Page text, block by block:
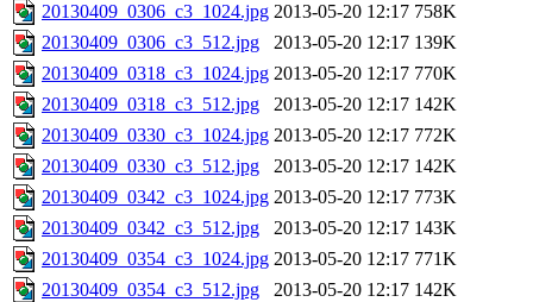
20130409_0306_c3_1024.jpg 2013-05-20 12:17 758K
20130409_0306_c3_512.jpg
2013-05-20 12:17 139K
20130409_0318_c3_1024.jpg 2013-05-20 12:17 770K
20130409_0318_c3_512.jpg
2013-05-20 12:17 142K
20130409_0330_c3_1024.jpg 2013-05-20 12:17 772K
20130409_0330_c3_512.jpg
2013-05-20 12:17 142K
20130409_0342_c3_1024.jpg 2013-05-20 12:17 773K
20130409_0342_c3_512.jpg
2013-05-20 12:17 143K
20130409_0354_c3_1024.jpg 2013-05-20 12:17 771K
20130409_0354_c3_512.jpg
2013-05-20 12:17 142K